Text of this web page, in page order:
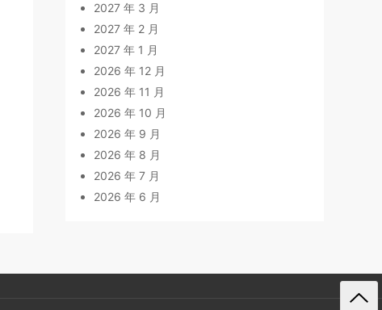
2027 年 3 月
2027 年 2 月
2027 年 1 月
2026 年 12 月
2026 年 11 月
2026 年 10 月
2026 年 9 月
2026 年 8 月
2026 年 7 月
2026 年 6 月